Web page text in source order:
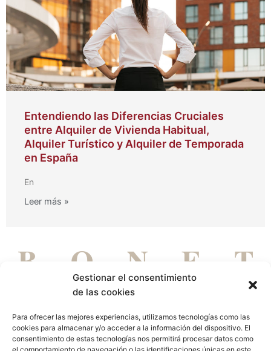
Gestionar el consentimiento
de las cookies
Para ofrecer las mejores experiencias, utilizamos tecnologías como las
cookies para almacenar y/o acceder a la información del dispositivo. El
consentimiento de estas tecnologías nos permitirá procesar datos como
Entendiendo las Diferencias Cruciales
entre Alquiler de Vivienda Habitual,
Alquiler Turístico y Alquiler de Temporada
en España
En
Leer más »
DE PERSONAS PARA PERSONAS